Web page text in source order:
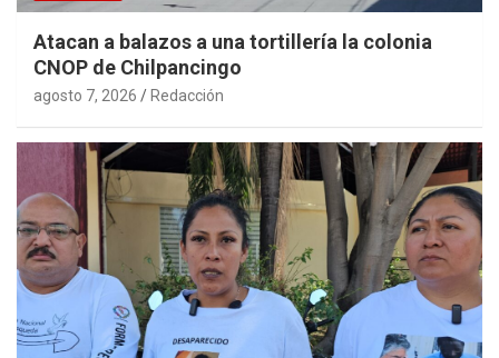
Atacan a balazos a una tortillería la colonia
CNOP de Chilpancingo
agosto 7, 2026 Redacción